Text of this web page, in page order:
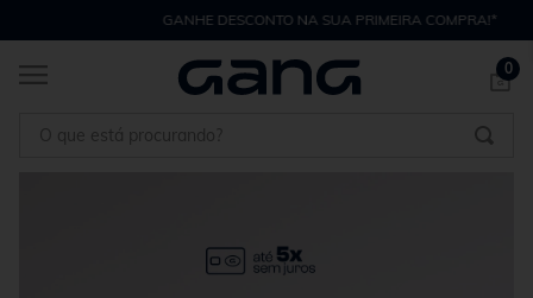
GANHE DESCONTO NA SUA PRIMEIRA COMPRA!*
0